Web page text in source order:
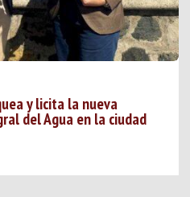
y licita la nueva
del Agua en la ciudad